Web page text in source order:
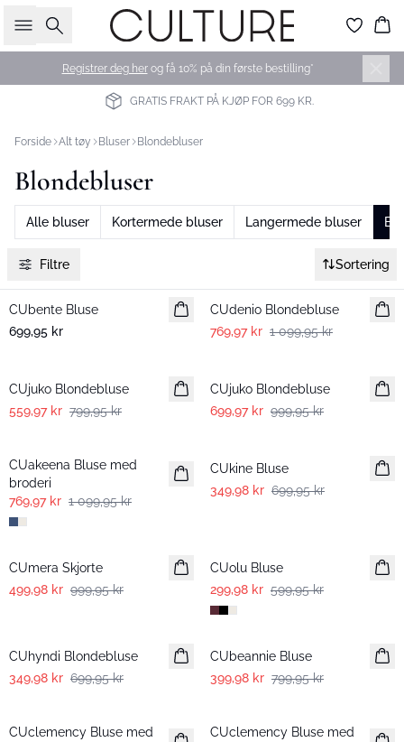
Søk
Registrer deg herog få 10% på din første bestilling*
GRATIS FRAKT PÅ KJØP FOR 699 KR.
Forside Alt tøy Bluser Blondebluser
Blondebluser
Alle bluser Kortermede bluser Langermede bluser
Filtre Sortering
Nyhet
CUbente Bluse
699,95 kr
CUdenio Blondebluse
769,97 kr 1 099,95 kr
CUjuko Blondebluse
559,97 kr 799,95 kr
CUjuko Blondebluse
699,97 kr 999,95 kr
CUakeena Bluse med
broderi
769,97 kr 1 099,95 kr
CUkine Bluse
349,98 kr 699,95 kr
-50%
CUmera Skjorte
499,98 kr 999,95 kr
CUolu Bluse
299,98 kr 599,95 kr
CUhyndi Blondebluse
349,98 kr 699,95 kr
-50%
CUbeannie Bluse
399,98 kr 799,95 kr
CUclemency Bluse med
CUclemency Bluse med